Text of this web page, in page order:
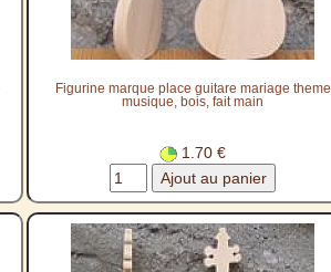
Figurine marque place guitare mariage theme
musique, bois, fait main
1.70 €